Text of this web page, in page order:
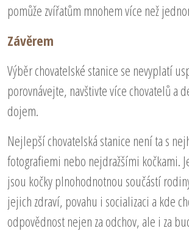
pomůže zvířatům mnohem více než
Závěrem
Výběr chovatelské stanice se nevyplatí
porovnávejte, navštivte více chovatelů a
dojem.
Nejlepší chovatelská stanice není ta s
fotografiemi nebo nejdražšími kočkami.
jsou kočky plnohodnotnou součástí
jejich zdraví, povahu i socializaci a kde
odpovědnost nejen za odchov, ale i za